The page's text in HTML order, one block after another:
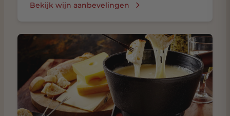
Bekijk wijn aanbevelingen